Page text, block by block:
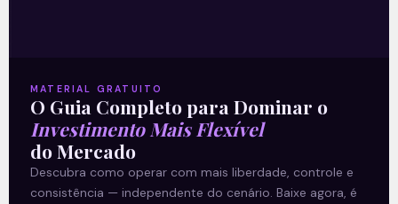
2T26
READ MORE »
03/08/2026 Nenhum comentário
MATERIAL GRATUITO
O Guia Completo para Dominar o
Investimento Mais Flexível
do Mercado
Descubra como operar com mais liberdade, controle e
consistência — independente do cenário. Baixe agora, é